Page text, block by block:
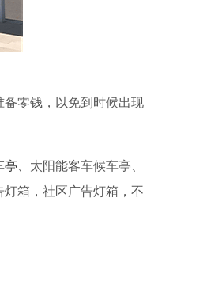
零钱，以免到时候出现
亭 、太阳能客车候车亭、
灯箱，社区广告灯箱，不